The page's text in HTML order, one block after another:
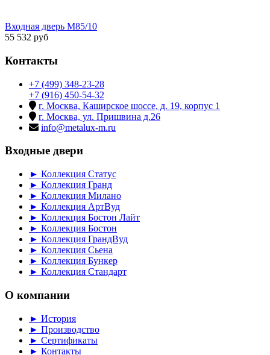
Входная дверь M85/10
55 532 руб
Контакты
+7 (499) 348-23-28
+7 (916) 450-54-32
г. Москва, Каширское шоссе, д. 19, корпус 1
г. Москва, ул. Пришвина д.26
info@metalux-m.ru
Входные двери
► Коллекция Статус
► Коллекция Гранд
► Коллекция Милано
► Коллекция АртВуд
► Коллекция Бостон Лайт
► Коллекция Бостон
► Коллекция ГрандВуд
► Коллекция Сьена
► Коллекция Бункер
► Коллекция Стандарт
О компании
► История
► Производство
► Сертификаты
► Контакты